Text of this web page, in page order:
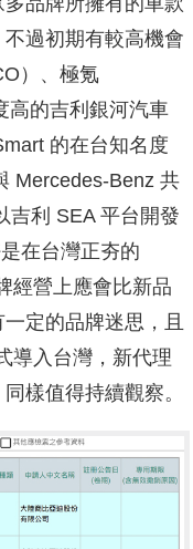
過初期有較高機會
）、極氪
高的吉利銀河汽車
的在台知名度
Mercedes-Benz 共
吉利 SEA 平台開發
在台灣正夯的
經營上應會比新品
定的品牌迷思，且
導入台灣，新代理
樣值得持續觀察。